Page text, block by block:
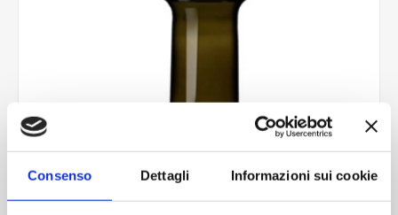
Consenso Dettagli Informazioni sui cookie